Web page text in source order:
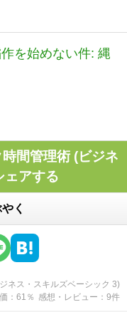
を始めない件: 縄
間管理術 (ビジネ
ェアする
く
ネス・スキルズベーシック 3)
61 ％ 感想・レビュー 9件